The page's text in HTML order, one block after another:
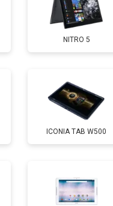
от 3200 ₽
от 1500 ₽
от 1700 ₽
от 3200 ₽
от 1750 ₽
NITRO 5
ICONIA TAB W500